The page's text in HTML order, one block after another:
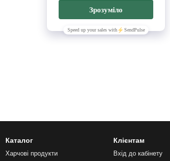
Каталог
Харчові продукти
Клієнтам
Вхід до кабінету